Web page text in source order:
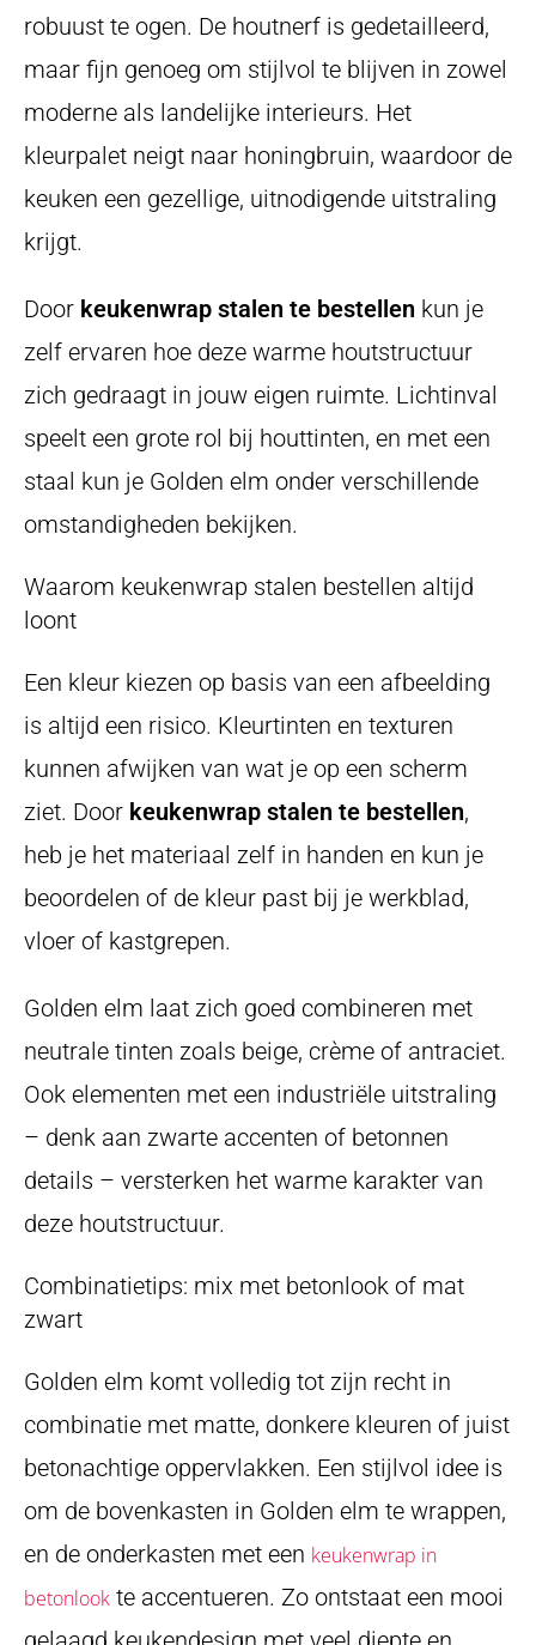
robuust te ogen. De houtnerf is gedetailleerd,
maar fijn genoeg om stijlvol te blijven in zowel
moderne als landelijke interieurs. Het
kleurpalet neigt naar honingbruin, waardoor de
keuken een gezellige, uitnodigende uitstraling
krijgt.
Door keukenwrap stalen te bestellen kun je
zelf ervaren hoe deze warme houtstructuur
zich gedraagt in jouw eigen ruimte. Lichtinval
speelt een grote rol bij houttinten, en met een
staal kun je Golden elm onder verschillende
omstandigheden bekijken.
Waarom keukenwrap stalen bestellen altijd
loont
Een kleur kiezen op basis van een afbeelding
is altijd een risico. Kleurtinten en texturen
kunnen afwijken van wat je op een scherm
ziet. Door keukenwrap stalen te bestellen,
heb je het materiaal zelf in handen en kun je
beoordelen of de kleur past bij je werkblad,
vloer of kastgrepen.
Golden elm laat zich goed combineren met
neutrale tinten zoals beige, crème of antraciet.
Ook elementen met een industriële uitstraling
– denk aan zwarte accenten of betonnen
details – versterken het warme karakter van
deze houtstructuur.
Combinatietips: mix met betonlook of mat
zwart
Golden elm komt volledig tot zijn recht in
combinatie met matte, donkere kleuren of juist
betonachtige oppervlakken. Een stijlvol idee is
om de bovenkasten in Golden elm te wrappen,
en de onderkasten met een keukenwrap in
betonlook te accentueren. Zo ontstaat een mooi